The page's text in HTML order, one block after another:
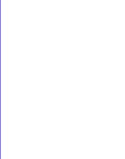
symbol, ikon
som fortsætter med at